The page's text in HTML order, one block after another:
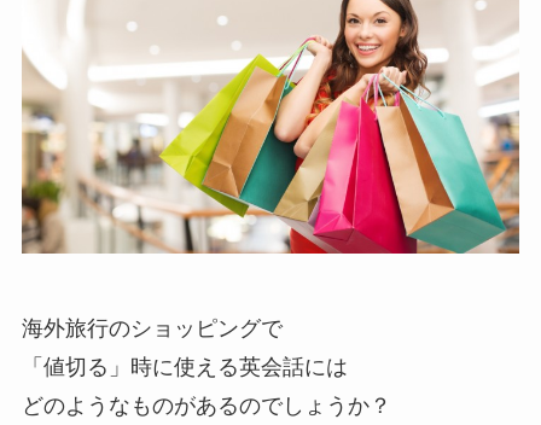
海外旅行のショッピングで
「値切る」時に使える英会話には
どのようなものがあるのでしょうか？